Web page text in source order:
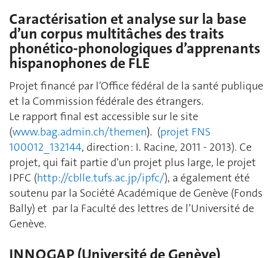
Caractérisation et analyse sur la base
d’un corpus multitâches des traits
phonético-phonologiques d’apprenants
hispanophones de FLE
Projet financé par l’Office fédéral de la santé publique
et la Commission fédérale des étrangers.
Le rapport final est accessible sur le site
(www.bag.admin.ch/themen). (projet FNS
100012_132144, direction : I. Racine, 2011 - 2013). Ce
projet, qui fait partie d'un projet plus large, le projet
IPFC (http://cblle.tufs.ac.jp/ipfc/), a également été
soutenu par la Société Académique de Genève (Fonds
Bally) et par la Faculté des lettres de l’Université de
Genève.
INNOGAP (Université de Genève)